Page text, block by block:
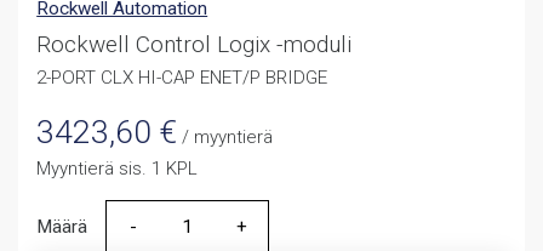
Rockwell Automation
Rockwell Control Logix -moduli
2-PORT CLX HI-CAP ENET/P BRIDGE
3423,60 € / myyntierä
Myyntierä sis. 1 KPL
Määrä
Määrä